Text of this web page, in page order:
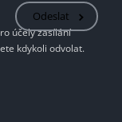
Odeslat
účely zasílání
kdykoli odvolat.